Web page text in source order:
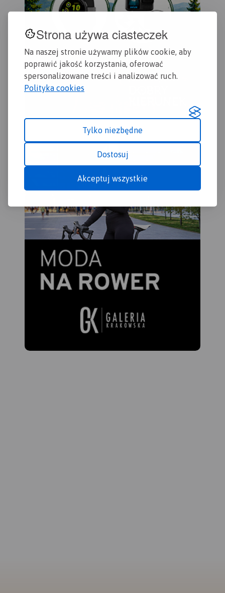
Strona używa ciasteczek
Na naszej stronie używamy plików cookie, aby
poprawić jakość korzystania, oferować
spersonalizowane treści i analizować ruch.
Polityka cookies
Tylko niezbędne
Dostosuj
Akceptuj wszystkie